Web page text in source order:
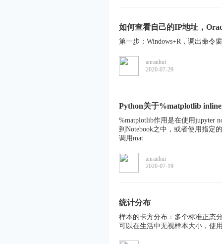
如何查看自己的IP地址，
第一步：Windows+R，调出命令
anranhui
2020-07-29
Python关于%matplotlib inline
%matplotlib作用是在使用jupyter
到Notebook之中，或者使用指定
调用mat
anranhui
2020-07-19
统计分布
样本的卡方分布：多个标准正态
可以在生活中无视样本大小，使